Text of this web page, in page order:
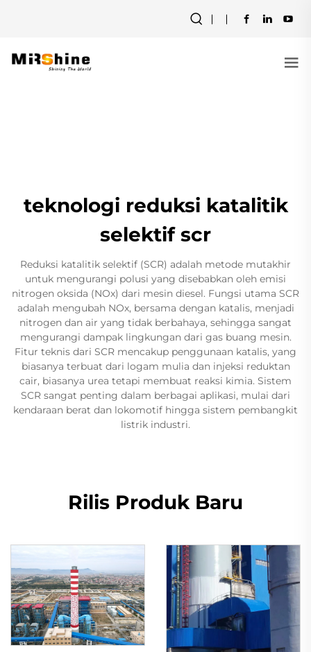
teknologi reduksi katalitik
selektif scr
Reduksi katalitik selektif (SCR) adalah metode mutakhir
untuk mengurangi polusi yang disebabkan oleh emisi
nitrogen oksida (NOx) dari mesin diesel. Fungsi utama SCR
adalah mengubah NOx, bersama dengan katalis, menjadi
nitrogen dan air yang tidak berbahaya, sehingga sangat
mengurangi dampak lingkungan dari gas buang mesin.
Fitur teknis dari SCR mencakup penggunaan katalis, yang
biasanya terbuat dari logam mulia dan injeksi reduktan
cair, biasanya urea tetapi membuat reaksi kimia. Sistem
SCR sangat penting dalam berbagai aplikasi, mulai dari
kendaraan berat dan lokomotif hingga sistem pembangkit
listrik industri.
Rilis Produk Baru